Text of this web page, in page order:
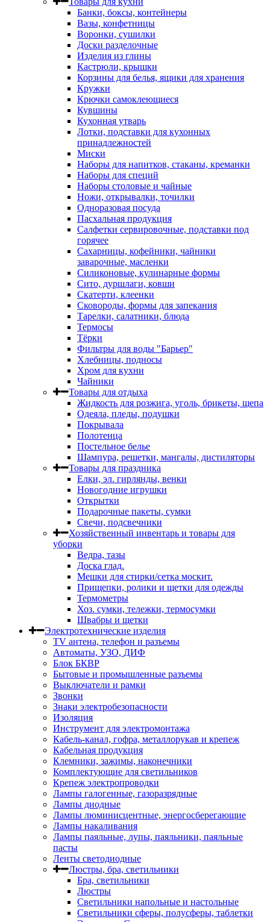
Банки, боксы, контейнеры
Вазы, конфетницы
Воронки, сушилки
Доски разделочные
Изделия из глины
Кастрюли, крышки
Корзины для белья, ящики для хранения
Кружки
Крючки самоклеющиеся
Кувшины
Кухонная утварь
Лотки, подставки для кухонных
принадлежностей
Миски
Наборы для напитков, стаканы, креманки
Наборы для специй
Наборы столовые и чайные
Ножи, открывалки, точилки
Одноразовая посуда
Пасхальная продукция
Салфетки сервировочные, подставки под
горячее
Сахарницы, кофейники, чайники
заварочные, масленки
Силиконовые, кулинарные формы
Сито, дуршлаги, ковши
Скатерти, клеенки
Сковороды, формы для запекания
Тарелки, салатники, блюда
Термосы
Тёрки
Фильтры для воды "Барьер"
Хлебницы, подносы
Хром для кухни
Чайники
Товары для отдыха
Жидкость для розжига, уголь, брикеты, щепа
Одеяла, пледы, подушки
Покрывала
Полотенца
Постельное белье
Шампура, решетки, мангалы, дистиляторы
Товары для праздника
Елки, эл. гирлянды, венки
Новогодние игрушки
Открытки
Подарочные пакеты, сумки
Свечи, подсвечники
Хозяйственный инвентарь и товары для
уборки
Ведра, тазы
Доска глад.
Мешки для стирки/сетка москит.
Прищепки, ролики и щетки для одежды
Термометры
Хоз. сумки, тележки, термосумки
Швабры и щетки
Электротехнические изделия
TV aнтена, телефон и разъемы
Автоматы, УЗО, ДИФ
Блок БКВР
Бытовые и промышленные разъемы
Выключатели и рамки
Звонки
Знаки электробезопасности
Изоляция
Инструмент для электромонтажа
Кабель-канал, гофра, металлорукав и крепеж
Кабельная продукция
Клемники, зажимы, наконечники
Комплектующие для светильников
Крепеж электропроводки
Лампы галогенные, газоразрядные
Лампы диодные
Лампы люминисцентные, энергосберегающие
Лампы накаливания
Лампы паяльные, лупы, паяльники, паяльные
пасты
Ленты светодиодные
Люстры, бра, светильники
Бра, светильники
Люстры
Светильники напольные и настольные
Светильники сферы, полусферы, таблетки